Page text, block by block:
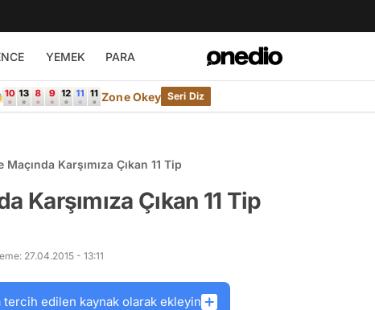
YEMEK PARA
Zone Okey Seri Diz
Karşımıza Çıkan 11 Tip
Karşımıza Çıkan 11 Tip
27.04.2015 - 13:11
tercih edilen kaynak olarak ekleyin